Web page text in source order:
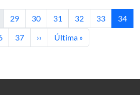
page
Page
29 Page
30 Page
31 Page
32 Page
33
34
Page
37 Next page
›› Last page
Última »